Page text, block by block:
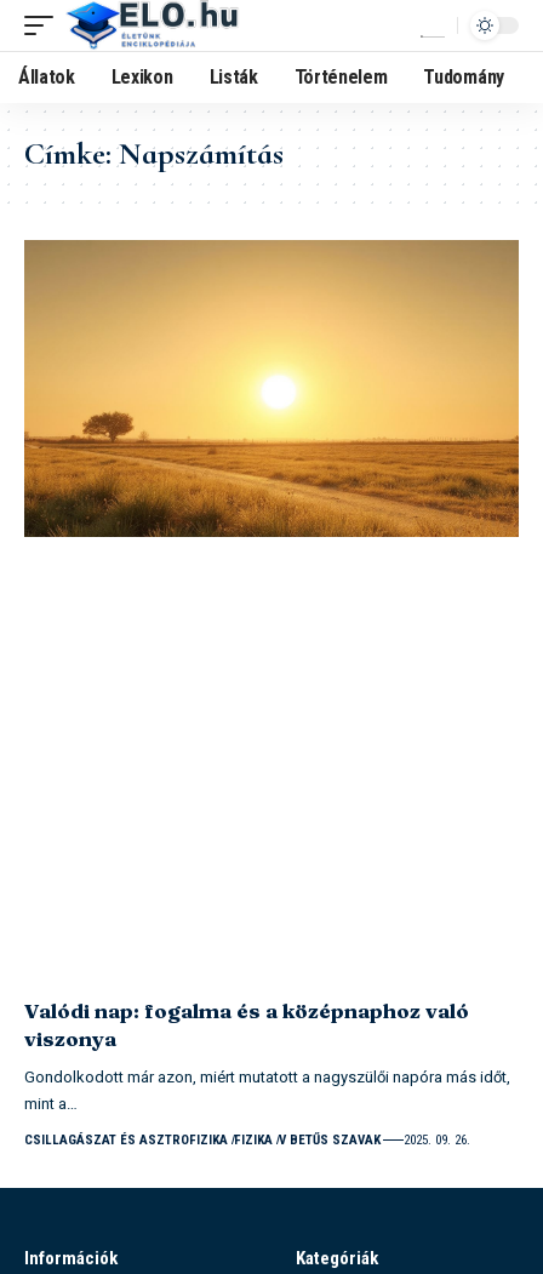
Állatok Lexikon Listák Történelem Tudomány
Címke:Napszámítás
Valódi nap: fogalma és a középnaphoz való
viszonya
Gondolkodott már azon, miért mutatott a nagyszülői napóra más időt,
mint a…
CSILLAGÁSZAT ÉS ASZTROFIZIKA FIZIKA V BETŰS SZAVAK 2025. 09. 26.
Információk
Kategóriák